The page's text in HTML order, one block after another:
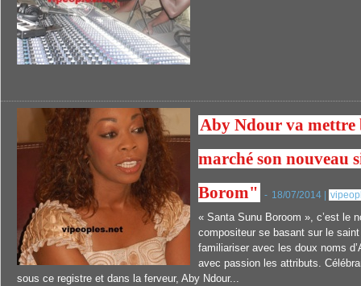
Aby Ndour va mettre
marché son nouveau
Borom"
- 18/07/2014 |
« Santa Sunu Boroom », c’est le
compositeur se basant sur le
familiariser avec les doux noms
avec passion les attributs.
sous ce registre et dans la ferveur, Aby Ndour...